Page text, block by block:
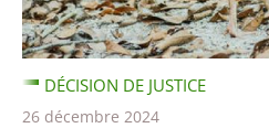
DÉCISION DE JUSTICE
26 décembre 2024